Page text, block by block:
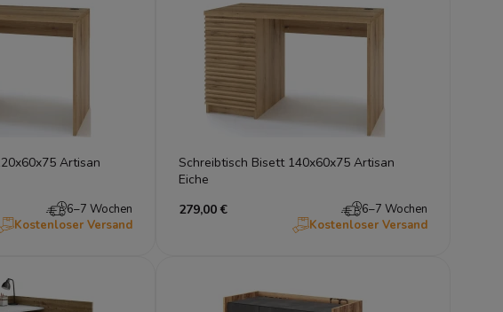
Artisan
6–7 Wochen
Kostenloser Versand
Schreibtisch Bisett 140x60x75 Artisan
Eiche
279,00 €
6–7 Wochen
Kostenloser Versand